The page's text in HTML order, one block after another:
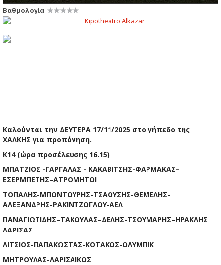
Βαθμολογία
Καλούνται την ΔΕΥΤΕΡΑ 17/11/2025 στο γήπεδο της
ΧΑΛΚΗΣ για προπόνηση.
Κ14(ώρα προσέλευσης 16.15)
ΜΠΑΤΖΙΟΣ -ΓΑΡΓΑΛΑΣ - ΚΑΚΑΒΙΤΣΗΣ-ΦΑΡΜΑΚΑΣ–
ΕΣΕΡΜΠΕΤΗΣ–ΑΤΡΟΜΗΤΟΙ
ΤΟΠΑΛΗΣ-ΜΠΟΝΤΟΥΡΗΣ-ΤΣΑΟΥΣΗΣ-ΘΕΜΕΛΗΣ-
ΑΛΕΞΑΝΔΡΗΣ-ΡΑΚΙΝΤΖΟΓΛΟΥ-ΑΕΛ
ΠΑΝΑΓΙΩΤΙΔΗΣ–ΤΑΚΟΥΛΑΣ–ΔΕΛΗΣ-ΤΣΟΥΜΑΡΗΣ–ΗΡΑΚΛΗΣ
ΛΑΡΙΣΑΣ
ΛΙΤΣΙΟΣ-ΠΑΠΑΚΩΣΤΑΣ-ΚΟΤΑΚΟΣ-ΟΛΥΜΠΙΚ
ΜΗΤΡΟΥΛΑΣ-ΛΑΡΙΣΑΙΚΟΣ